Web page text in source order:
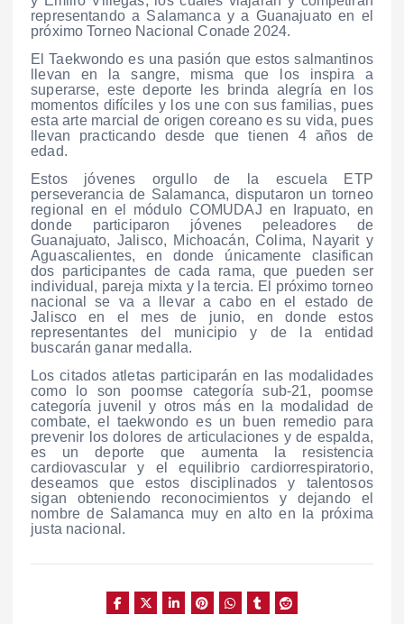
representando a Salamanca y a Guanajuato en el
próximo Torneo Nacional Conade 2024.
El Taekwondo es una pasión que estos salmantinos
llevan en la sangre, misma que los inspira a
superarse, este deporte les brinda alegría en los
momentos difíciles y los une con sus familias, pues
esta arte marcial de origen coreano es su vida, pues
llevan practicando desde que tienen 4 años de
edad.
Estos jóvenes orgullo de la escuela ETP
perseverancia de Salamanca, disputaron un torneo
regional en el módulo COMUDAJ en Irapuato, en
donde participaron jóvenes peleadores de
Guanajuato, Jalisco, Michoacán, Colima, Nayarit y
Aguascalientes, en donde únicamente clasifican
dos participantes de cada rama, que pueden ser
individual, pareja mixta y la tercia. El próximo torneo
nacional se va a llevar a cabo en el estado de
Jalisco en el mes de junio, en donde estos
representantes del municipio y de la entidad
buscarán ganar medalla.
Los citados atletas participarán en las modalidades
como lo son poomse categoría sub-21, poomse
categoría juvenil y otros más en la modalidad de
combate, el taekwondo es un buen remedio para
prevenir los dolores de articulaciones y de espalda,
es un deporte que aumenta la resistencia
cardiovascular y el equilibrio cardiorrespiratorio,
deseamos que estos disciplinados y talentosos
sigan obteniendo reconocimientos y dejando el
nombre de Salamanca muy en alto en la próxima
justa nacional.